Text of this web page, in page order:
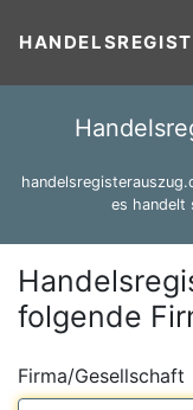
es handelt
folgende
Firma/Gesellschaft